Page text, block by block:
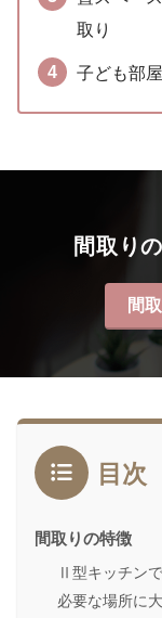
取り
子ども部
間取り
間
目次
間取りの特徴
Ⅱ型キッチン
必要な場所に